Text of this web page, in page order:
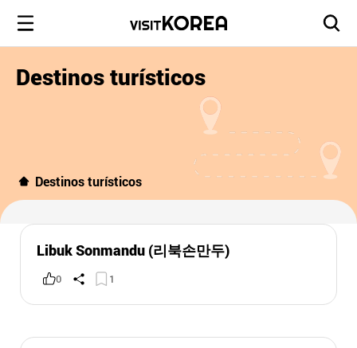
Destinos turísticos
Destinos turísticos
Libuk Sonmandu (리북손만두)
0 1